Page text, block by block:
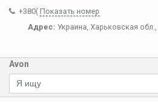
+380( Показать номер
Адрес: Украина, Харьковская обл.,
Avon